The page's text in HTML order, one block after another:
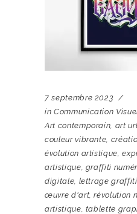
7 septembre 2023
in Communication
Art contemporain, art
couleur vibrante,
évolution artistique,
artistique, graffiti
digitale, lettrage graffiti
œuvre d'art,révolution
artistique, tablette